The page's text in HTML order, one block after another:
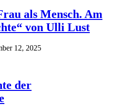
als Mensch. Am
von Ulli Lust
12, 2025
der